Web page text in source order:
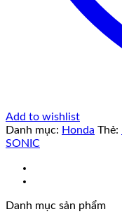
Add to wishlist
Danh mục: Honda Thẻ:
SONIC
Danh mục sản phẩm